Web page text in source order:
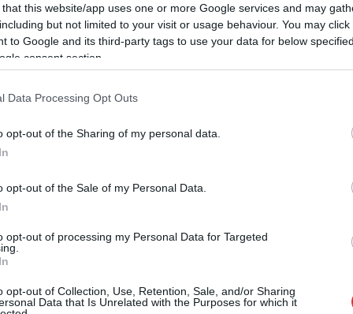
that this website/app uses one or more Google services and may
but not limited to your visit or usage behaviour. You may
to Google and its third-party tags to use your data for below
consent section.
Data Processing Opt Outs
opt-out of the Sharing of my personal data.
opt-out of the Sale of my Personal Data.
opt-out of processing my Personal Data for Targeted
opt-out of Collection, Use, Retention, Sale, and/or Sharing
Data that Is Unrelated with the Purposes for which it
készpénzzel, személyes iratokkal és
bankkártyával volt tele. A felvételek alapján
azonban esélyesnek tűnik az elkövető
beazonosítása.
TOVÁBB OLVASOM
vagyonát a csalóknak egy szolnoki asszony